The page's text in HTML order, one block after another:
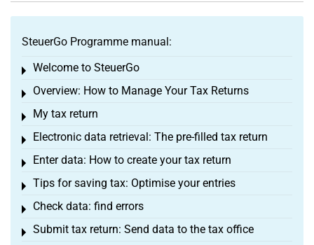
SteuerGo Programme manual:
Welcome to SteuerGo
Toggle menu
Overview: How to Manage Your Tax Returns
Toggle menu
My tax return
Toggle menu
Electronic data retrieval: The pre-filled tax return
Toggle menu
Enter data: How to create your tax return
Toggle menu
Tips for saving tax: Optimise your entries
Toggle menu
Check data: find errors
Toggle menu
Submit tax return: Send data to the tax office
Toggle menu